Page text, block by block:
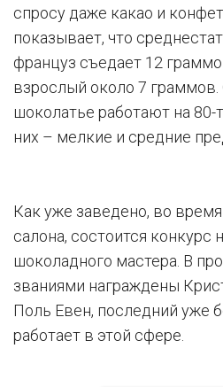
спросу даже какао и
показывает, что
француз съедает 12
взрослый около 7 граммов.
шоколатье работают на 80-
них – мелкие и средние
Как уже заведено, во
салона, состоится конкурс
шоколадного мастера. В
званиями награждены
Поль Евен, последний уже
работает в этой сфере.